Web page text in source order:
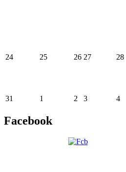
24 25 26 27 28
31 1 2 3 4
Facebook